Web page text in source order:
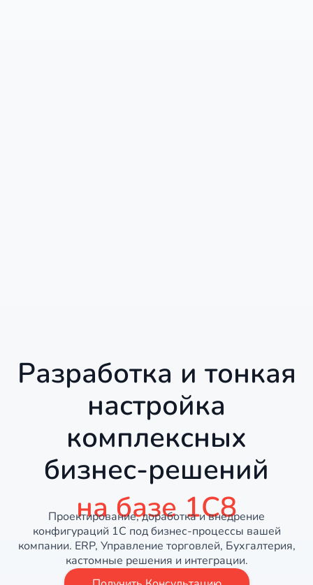
Разработка и тонкая
настройка
комплексных
бизнес-решений
на базе 1С8
Проектирование, доработка и внедрение
конфигураций 1С под бизнес-процессы вашей
компании. ERP, Управление торговлей, Бухгалтерия,
кастомные решения и интеграции.